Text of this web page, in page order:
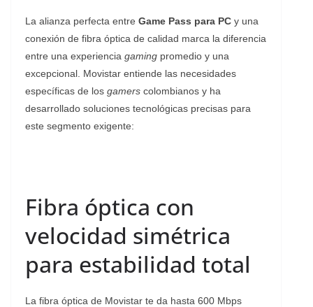
La alianza perfecta entre Game Pass para PC y una
conexión de fibra óptica de calidad marca la diferencia
entre una experiencia gaming promedio y una
excepcional. Movistar entiende las necesidades
específicas de los gamers colombianos y ha
desarrollado soluciones tecnológicas precisas para
este segmento exigente:
Fibra óptica con
velocidad simétrica
para estabilidad total
La fibra óptica de Movistar te da hasta 600 Mbps